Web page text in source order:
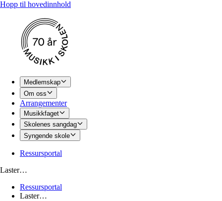
Hopp til hovedinnhold
Medlemskap
Om oss
Arrangementer
Musikkfaget
Skolenes sangdag
Syngende skole
Ressursportal
Laster…
Ressursportal
Laster…